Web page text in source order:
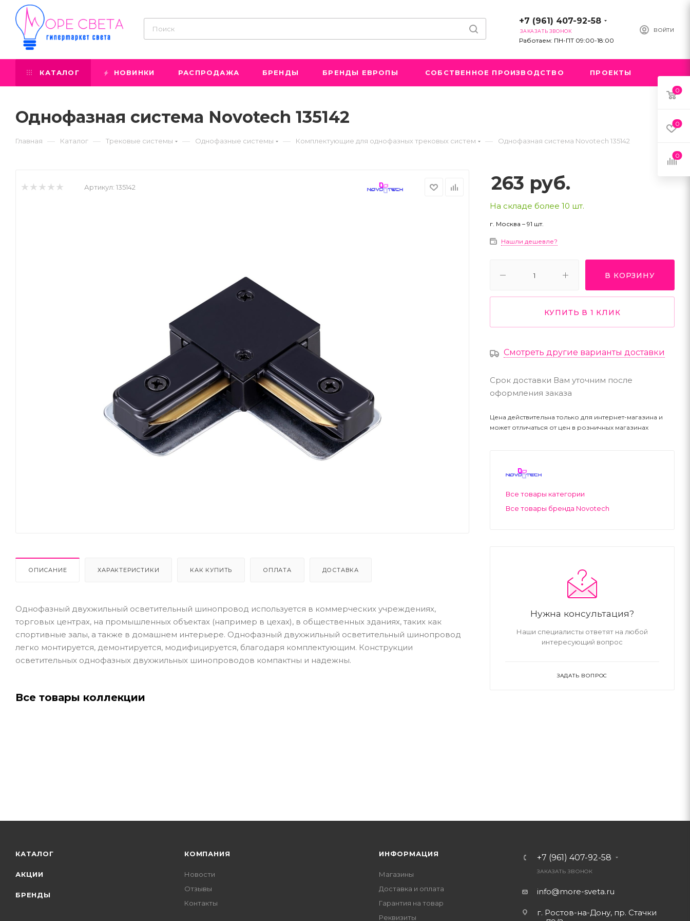
ВОЙТИ
+7 (961) 407-92-58
ЗАКАЗАТЬ ЗВОНОК
Работаем: ПН-ПТ 09:00-18:00
КАТАЛОГ НОВИНКИ РАСПРОДАЖА БРЕНДЫ БРЕНДЫ ЕВРОПЫ СОБСТВЕННОЕ ПРОИЗВОДСТВО ПРОЕКТЫ
Однофазная система Novotech 135142
Главная — Каталог — Трековые системы — Однофазные системы — Комплектующие для однофазных трековых систем — Однофазная система Novotech 135142
Артикул: 135142
ОПИСАНИЕ ХАРАКТЕРИСТИКИ КАК КУПИТЬ ОПЛАТА ДОСТАВКА
Однофазный двухжильный осветительный шинопровод используется в коммерческих учреждениях,
торговых центрах, на промышленных объектах (например в цехах), в общественных зданиях, таких как
спортивные залы, а также в домашнем интерьере. Однофазный двухжильный осветительный шинопровод
легко монтируется, демонтируется, модифицируется, благодаря комплектующим. Конструкции
осветительных однофазных двухжильных шинопроводов компактны и надежны.
Все товары коллекции
263 руб.
На складе более 10 шт.
г. Москва – 91 шт.
Нашли дешевле?
В КОРЗИНУ
КУПИТЬ В 1 КЛИК
Смотреть другие варианты доставки
Срок доставки Вам уточним после
оформления заказа
Цена действительна только для интернет-магазина и
может отличаться от цен в розничных магазинах
Все товары категории
Все товары бренда Novotech
Нужна консультация?
Наши специалисты ответят на любой
интересующий вопрос
ЗАДАТЬ ВОПРОС
КАТАЛОГ
АКЦИИ
БРЕНДЫ
КОМПАНИЯ
Новости
Отзывы
Контакты
ИНФОРМАЦИЯ
Магазины
Доставка и оплата
Гарантия на товар
Реквизиты
+7 (961) 407-92-58
ЗАКАЗАТЬ ЗВОНОК
info@more-sveta.ru
г. Ростов-на-Дону, пр. Стачки
0
0
0